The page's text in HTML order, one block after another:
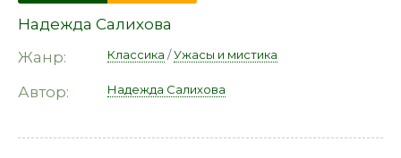
Надежда Салихова
Жанр:
Классика /Ужасы и мистика
Автор: Надежда Салихова